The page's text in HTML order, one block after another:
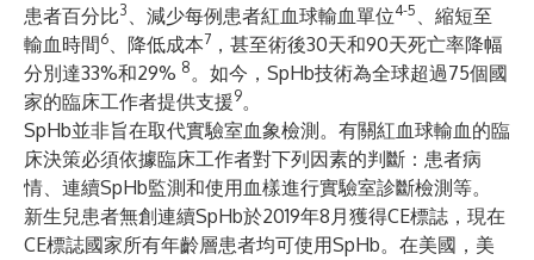
患者百分比3 、減少每例患者紅血球輸血單位4-5 、縮短至
輸血時間6、降低成本7 ，甚至術後30天和90天死亡率降幅
分別達33%和29% 8。如今，SpHb技術為全球超過75個國
家的臨床工作者提供支援9。
SpHb並非旨在取代實驗室血象檢測。有關紅血球輸血的臨
床決策必須依據臨床工作者對下列因素的判斷：患者病
情、連續SpHb監測和使用血樣進行實驗室診斷檢測等。
新生兒患者無創連續SpHb於2019年8月獲得CE標誌，現在
CE標誌國家所有年齡層患者均可使用SpHb。在美國，美